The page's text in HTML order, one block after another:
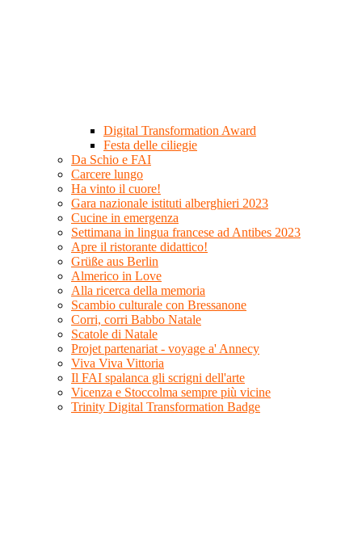
Digital Transformation Award
Festa delle ciliegie
Da Schio e FAI
Carcere lungo
Ha vinto il cuore!
Gara nazionale istituti alberghieri 2023
Cucine in emergenza
Settimana in lingua francese ad Antibes 2023
Apre il ristorante didattico!
Grüße aus Berlin
Almerico in Love
Alla ricerca della memoria
Scambio culturale con Bressanone
Corri, corri Babbo Natale
Scatole di Natale
Projet partenariat - voyage a' Annecy
Viva Viva Vittoria
Il FAI spalanca gli scrigni dell'arte
Vicenza e Stoccolma sempre più vicine
Trinity Digital Transformation Badge